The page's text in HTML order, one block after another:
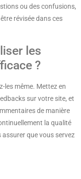
ou des confusions,
révisée dans ces
les
?
les même. Mettez en
sur votre site, et
de manière
la qualité
que vous servez